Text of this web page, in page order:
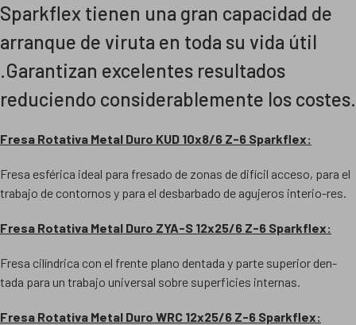
Sparkflex tienen una gran capacidad de
arranque de viruta en toda su vida útil
.Garantizan excelentes resultados
reduciendo considerablemente los costes.
Fresa Rotativa Metal Duro KUD 10x8/6 Z-6 Sparkflex:
Fresa esférica ideal para fresado de zonas de difícil acceso, para el
trabajo de contornos y para el desbarbado de agujeros interio-res.
Fresa Rotativa Metal Duro ZYA-S 12x25/6 Z-6 Sparkflex:
Fresa cilíndrica con el frente plano dentada y parte superior den-
tada para un trabajo universal sobre superficies internas.
Fresa Rotativa Metal Duro WRC 12x25/6 Z-6 Sparkflex: